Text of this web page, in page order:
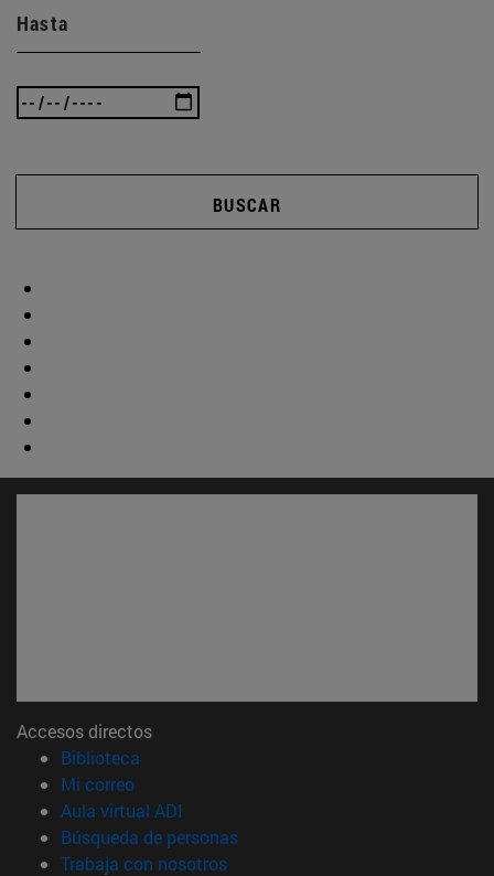
Hasta
BUSCAR
Accesos directos
Biblioteca
Mi correo(abre en nueva ventana)
Aula virtual ADI
Búsqueda de personas(abre en nueva ventana)
Trabaja con nosotros(abre en nueva ventana)